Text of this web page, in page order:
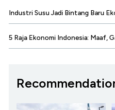
Industri Susu Jadi Bintang Baru
5 Raja Ekonomi Indonesia: Maaf,